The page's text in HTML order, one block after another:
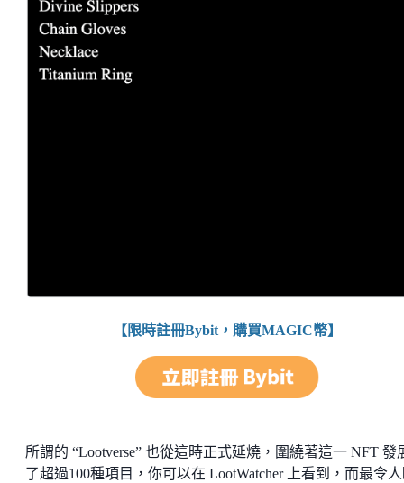
【限時註冊Bybit，購買MAGIC幣】
所謂的 “Lootverse” 也從這時正式延燒，圍繞著這一 NFT 發
了超過100種項目，你可以在 LootWatcher 上看到，而最令